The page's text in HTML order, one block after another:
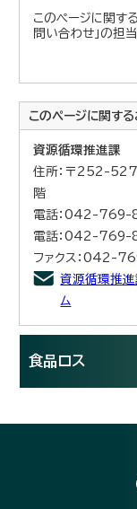
このページに関す
問い合わせ」の担
このページに関する
資源循環推進課
住所：〒252-
階
電話：042-
電話：042-769-
ファクス：042-
資源循環推進
ム
食品ロス